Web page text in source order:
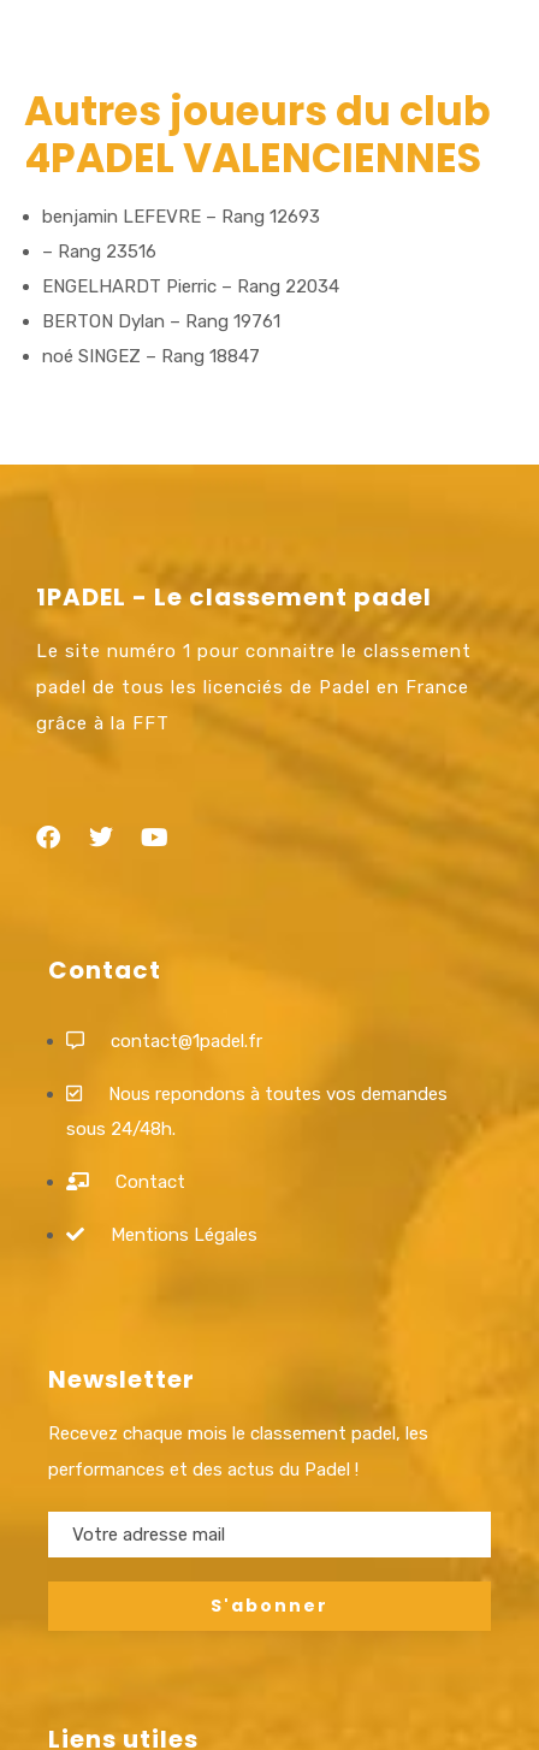
Autres joueurs du club
4PADEL VALENCIENNES
benjamin LEFEVRE – Rang 12693
– Rang 23516
ENGELHARDT Pierric – Rang 22034
BERTON Dylan – Rang 19761
noé SINGEZ – Rang 18847
1PADEL - Le classement padel
Le site numéro 1 pour connaitre le classement
padel de tous les licenciés de Padel en France
grâce à la FFT
Contact
contact@1padel.fr
Nous repondons à toutes vos demandes
sous 24/48h.
Contact
Mentions Légales
Newsletter
Recevez chaque mois le classement padel, les
performances et des actus du Padel !
Liens utiles